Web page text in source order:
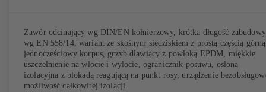
Zawór odcinający wg DIN/EN kołnierzowy, krótka długość zabudowy
wg EN 558/14, wariant ze skośnym siedziskiem z prostą częścią
jednoczęściowy korpus, grzyb dławiący z powłoką EPDM, miękkie
uszczelnienie na wlocie i wylocie, ogranicznik posuwu, osłona
izolacyjna z blokadą reagującą na punkt rosy, urządzenie
możliwość całkowitej izolacji.